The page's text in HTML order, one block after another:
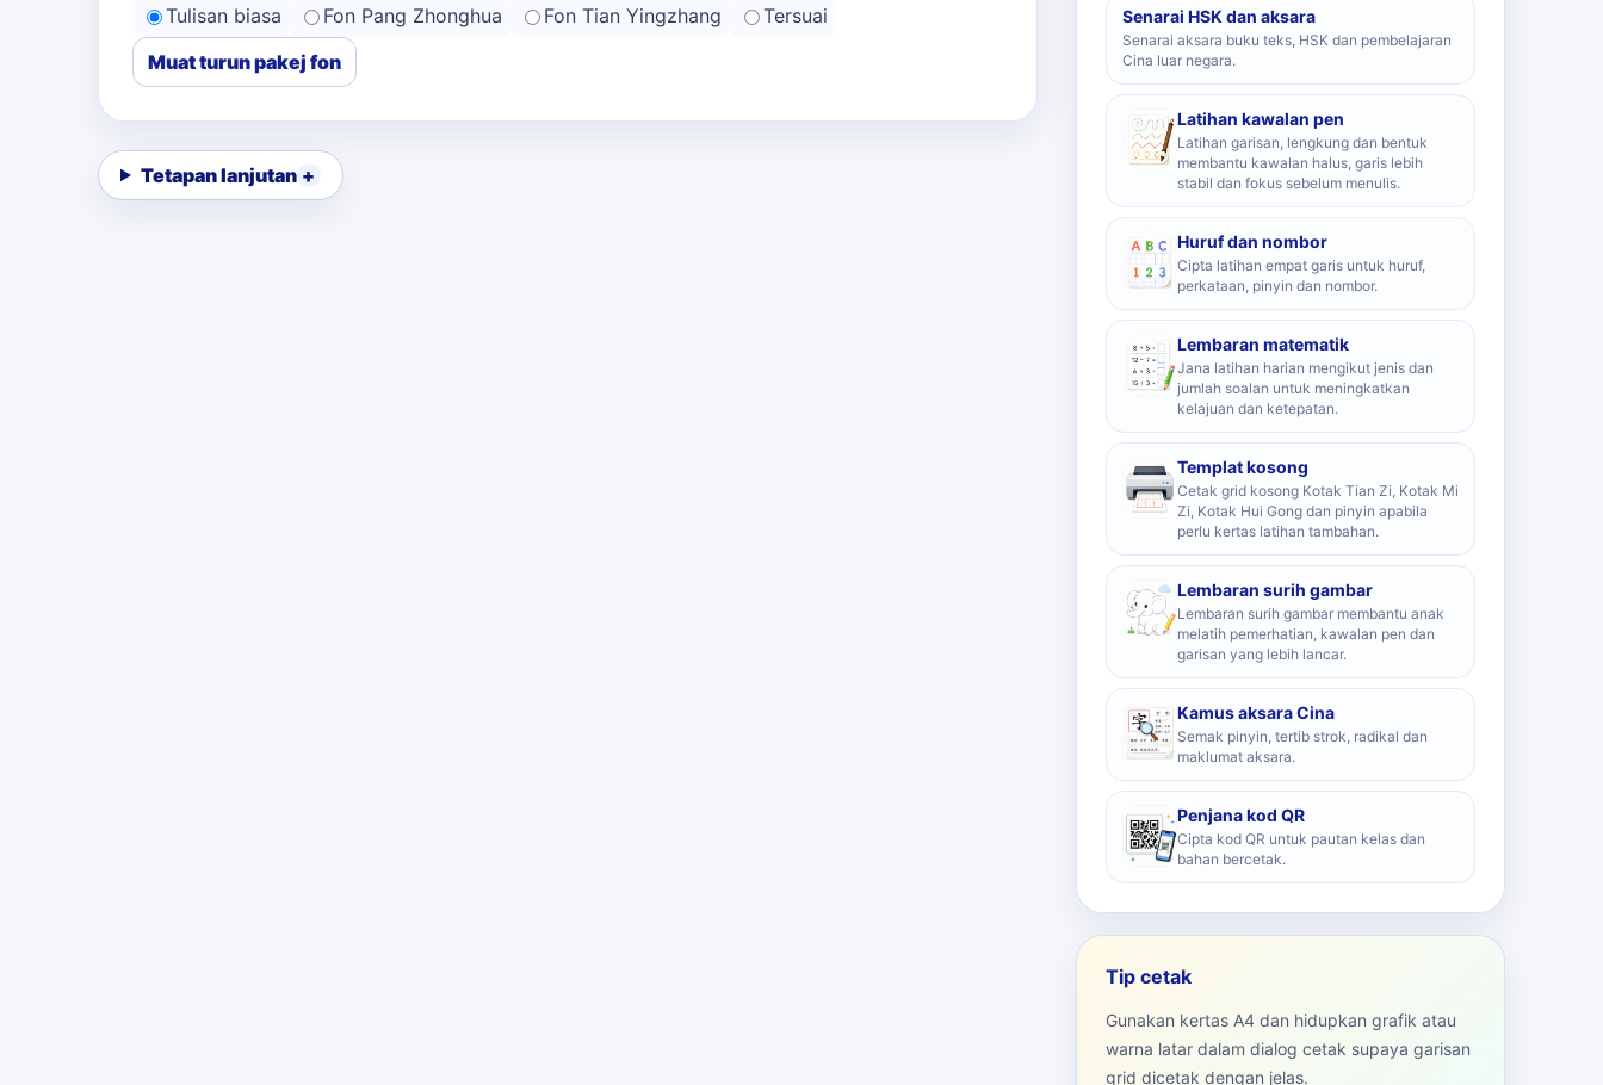
Tulisan biasa Fon Pang Zhonghua Fon Tian Yingzhang
Tersuai
Muat turun pakej fon
Tetapan lanjutan
Senarai HSK dan aksara
Senarai aksara buku teks, HSK dan pembelajaran
Cina luar negara.
Latihan kawalan pen
Latihan garisan, lengkung dan bentuk
membantu kawalan halus, garis lebih
stabil dan fokus sebelum menulis.
Huruf dan nombor
Cipta latihan empat garis untuk huruf,
perkataan, pinyin dan nombor.
Lembaran matematik
Jana latihan harian mengikut jenis dan
jumlah soalan untuk meningkatkan
kelajuan dan ketepatan.
Templat kosong
Cetak grid kosong Kotak Tian Zi, Kotak Mi
Zi, Kotak Hui Gong dan pinyin apabila
perlu kertas latihan tambahan.
Lembaran surih gambar
Lembaran surih gambar membantu anak
melatih pemerhatian, kawalan pen dan
garisan yang lebih lancar.
Kamus aksara Cina
Semak pinyin, tertib strok, radikal dan
maklumat aksara.
Penjana kod QR
Cipta kod QR untuk pautan kelas dan
bahan bercetak.
Tip cetak
Gunakan kertas A4 dan hidupkan grafik atau
warna latar dalam dialog cetak supaya garisan
grid dicetak dengan jelas.